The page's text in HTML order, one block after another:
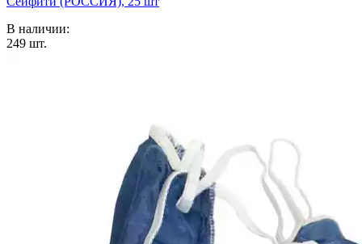
В наличии:
249 шт.